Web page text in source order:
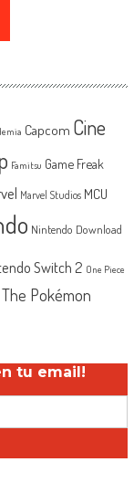
Capcom Cine
Famitsu Game Freak
Marvel Studios MCU
Nintendo Download
Switch 2 One Piece
The Pokémon
tu email!